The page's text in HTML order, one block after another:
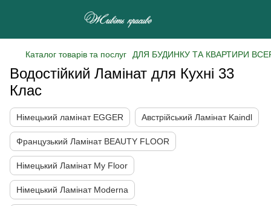
Каталог товарів та послуг ДЛЯ БУДИНКУ ТА КВАРТИРИ
Водостійкий Ламінат для Кухні 33
Клас
Німецький ламінат EGGER Австрійський Ламінат Kaindl
Французький Ламінат BEAUTY FLOOR
Німецький Ламінат My Floor
Німецький Ламінат Moderna